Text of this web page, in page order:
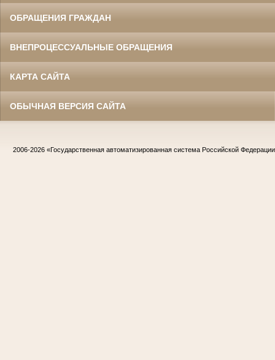
ОБРАЩЕНИЯ ГРАЖДАН
ВНЕПРОЦЕССУАЛЬНЫЕ ОБРАЩЕНИЯ
КАРТА САЙТА
ОБЫЧНАЯ ВЕРСИЯ САЙТА
2006-2026 «Государственная автоматизированная система Российской